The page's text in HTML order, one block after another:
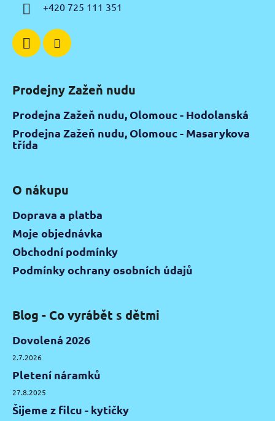
+420 725 111 351
Prodejny Zažeň nudu
Prodejna Zažeň nudu, Olomouc - Hodolanská
Prodejna Zažeň nudu, Olomouc - Masarykova
třída
O nákupu
Doprava a platba
Moje objednávka
Obchodní podmínky
Podmínky ochrany osobních údajů
Blog - Co vyrábět s dětmi
Dovolená 2026
2.7.2026
Pletení náramků
27.8.2025
Šijeme z filcu - kytičky